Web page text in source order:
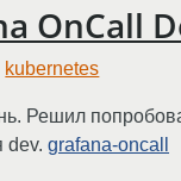
OnCall
kubernetes
Решил
dev. grafana-oncall